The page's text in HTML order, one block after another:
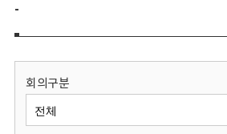
보
-
회의구분